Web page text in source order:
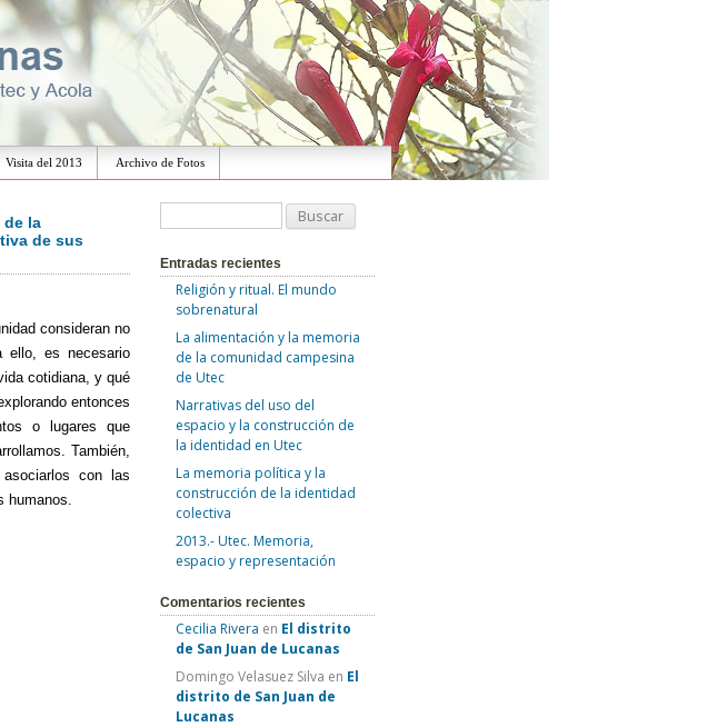
Visita del 2013 Archivo de Fotos
de la
de sus
consideran no
ello, es necesario
cotidiana, y qué
entonces
o lugares que
También,
con las
humanos.
sEntradas recientes
Religión y ritual. El mundo
sobrenatural
La alimentación y la memoria
de la comunidad campesina
de Utec
Narrativas del uso del
espacio y la construcción de
la identidad en Utec
La memoria política y la
construcción de la identidad
colectiva
2013.- Utec. Memoria,
espacio y representación
Comentarios recientes
Cecilia Rivera en El distrito
de San Juan de Lucanas
Domingo Velasuez Silva en El
distrito de San Juan de
Lucanas